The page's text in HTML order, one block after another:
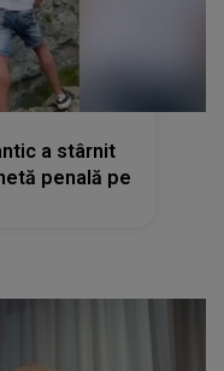
a stârnit
penală pe